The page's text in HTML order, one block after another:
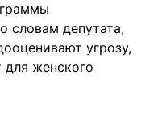
словам депутата,
угрозу,
женского